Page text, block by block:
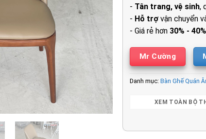
- Tân trang, vệ sinh,
- Hỗ trợ vận chuyển
- Giá rẻ hơn 30% - 40%
Mr Cường
Danh mục:Bàn Ghế Quán
XEM TOÀN BỘ